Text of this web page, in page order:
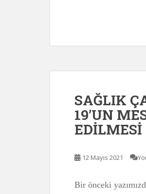
SAĞLIK
19’UN
EDİLMESİ
12 Mayıs 2021
Bir önceki